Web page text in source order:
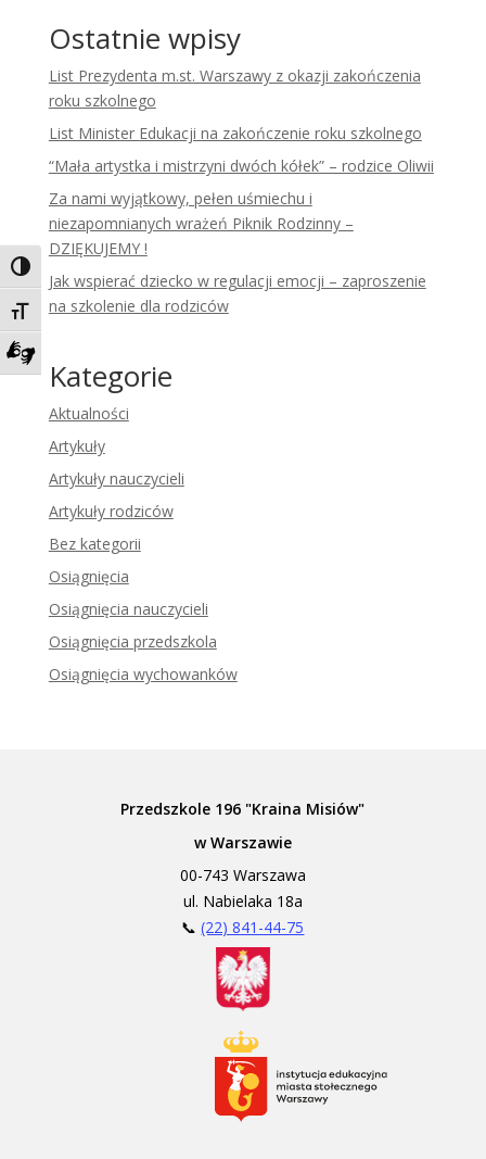
Toggle High Contrast
Toggle Font size
Zadzwoń do tłumacza języka migowego
Ostatnie wpisy
List Prezydenta m.st. Warszawy z okazji zakończenia
roku szkolnego
List Minister Edukacji na zakończenie roku szkolnego
“Mała artystka i mistrzyni dwóch kółek” – rodzice Oliwii
Za nami wyjątkowy, pełen uśmiechu i
niezapomnianych wrażeń Piknik Rodzinny –
DZIĘKUJEMY !
Jak wspierać dziecko w regulacji emocji – zaproszenie
na szkolenie dla rodziców
Kategorie
Aktualności
Artykuły
Artykuły nauczycieli
Artykuły rodziców
Bez kategorii
Osiągnięcia
Osiągnięcia nauczycieli
Osiągnięcia przedszkola
Osiągnięcia wychowanków
Przedszkole 196 "Kraina Misiów"
w Warszawie
00-743 Warszawa
ul. Nabielaka 18a
📞(22) 841-44-75